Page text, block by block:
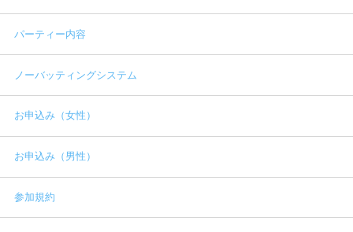
パーティー内容
ノーバッティングシステム
お申込み（女性）
お申込み（男性）
参加規約